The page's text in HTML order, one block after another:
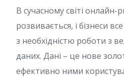
В сучасному світі онлайн-
розвивається, і бізнеси
з необхідністю роботи з
даних. Дані – це нове
ефективно ними